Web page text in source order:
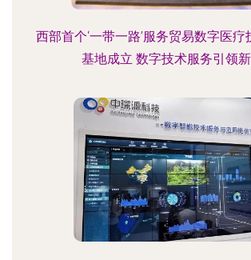
西部首个‘一带一路’服务贸易数字医
基地成立 数字技术服务引领